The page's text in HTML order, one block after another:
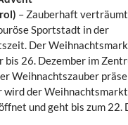
– Zauberhaft
Sportstadt in der
Der
bis 26. Dezember im
Weihnachtszauber
wird der
und geht bis zum 22.